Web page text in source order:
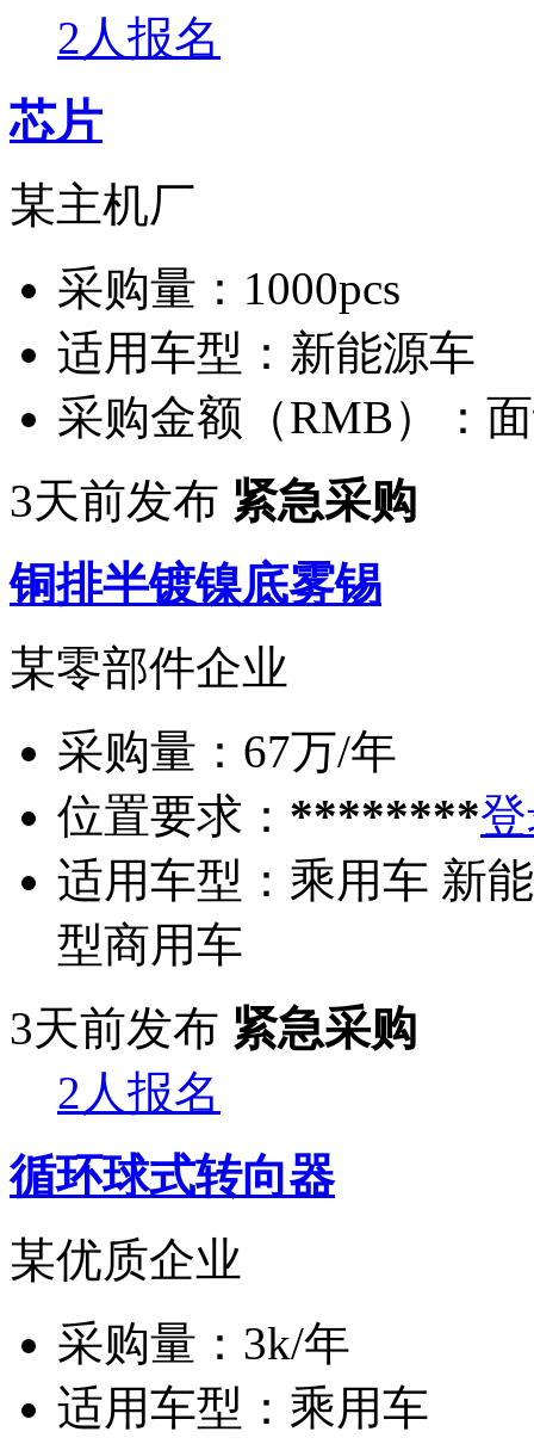
2人报名
芯片
某主机厂
采购量： 1000pcs
适用车型： 新能源车
采购金额（RMB）：
3天前发布 紧急采购
铜排半镀镍底雾锡
某零部件企业
采购量： 67万/年
位置要求： ********
适用车型： 乘用车 新
型商用车
3天前发布 紧急采购
2人报名
循环球式转向器
某优质企业
采购量： 3k/年
适用车型： 乘用车